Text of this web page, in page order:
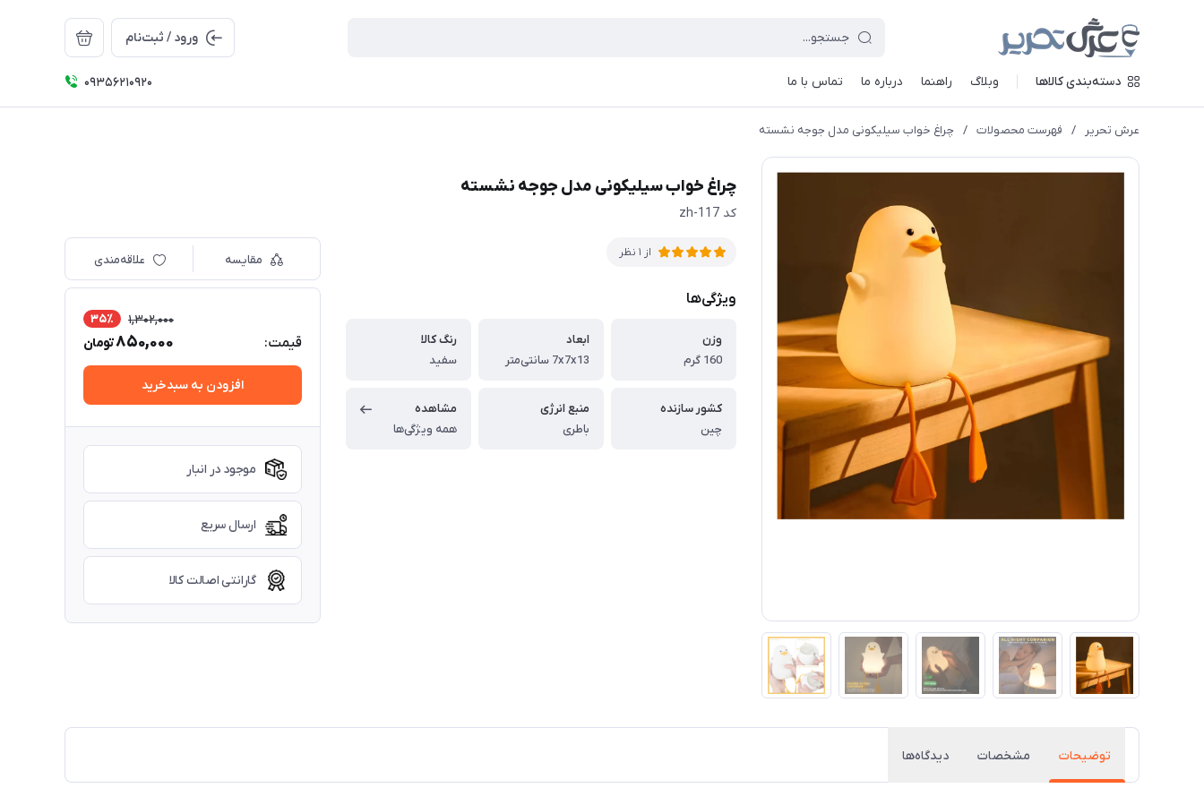
ورود / ثبت‌نام
دسته‌بندی کالاها وبلاگ راهنما درباره ما تماس با ما 09356210920
عرش تحریر / فهرست محصولات / چراغ خواب سیلیکونی مدل جوجه نشسته
چراغ خواب سیلیکونی مدل جوجه نشسته
کد zh-117
از 1 نظر
ویژگی‌ها
وزن
160 گرم
ابعاد
7x7x13 سانتی‌متر
رنگ کالا
سفید
کشور سازنده
چین
منبع انرژی
باطری
مشاهده
همه ویژگی‌ها
مقایسه علاقه‌مندی
قیمت:
1,302,000 35٪
850,000تومان
افزودن به سبدخرید
موجود در انبار
ارسال سریع
گارانتی اصالت کالا
توضیحات مشخصات دیدگاه‌ها